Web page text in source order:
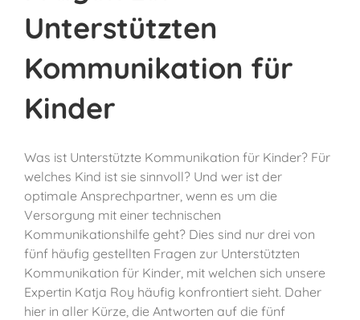
Unterstützten
Kommunikation für
Kinder
Was ist Unterstützte Kommunikation für Kinder? Für
welches Kind ist sie sinnvoll? Und wer ist der
optimale Ansprechpartner, wenn es um die
Versorgung mit einer technischen
Kommunikationshilfe geht? Dies sind nur drei von
fünf häufig gestellten Fragen zur Unterstützten
Kommunikation für Kinder, mit welchen sich unsere
Expertin Katja Roy häufig konfrontiert sieht. Daher
hier in aller Kürze, die Antworten auf die fünf